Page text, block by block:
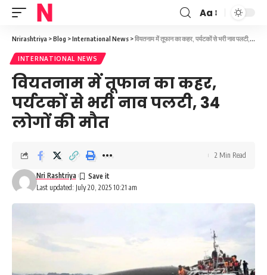
Font
Resizer
Aa
Nrirashtriya >Blog >International News >वियतनाम में तूफान का कहर, पर्यटकों से भरी नाव पलटी, 34 लोगों की मौत
INTERNATIONAL NEWS
वियतनाम में तूफान का कहर,
पर्यटकों से भरी नाव पलटी, 34
लोगों की मौत
Last updated: July 20, 2025 10:21 am
Nri Rashtriya
2 Min Read